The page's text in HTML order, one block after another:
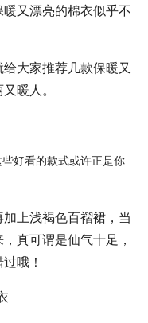
又漂亮的棉衣似乎不
大家推荐几款保暖又
暖人。
上浅褐色百褶裙，当
真可谓是仙气十足，
哦！